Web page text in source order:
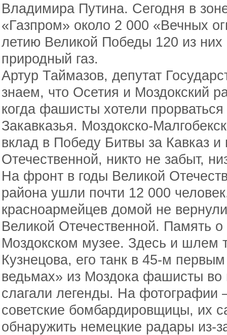
Владимира Путина. Сегодня в
«Газпром» около 2 000 «Вечных
летию Великой Победы 120 из них
природный газ.
Артур Таймазов, депутат
знаем, что Осетия и Моздокский
когда фашисты хотели
Закавказья. Моздокско-
вклад в Победу Битвы за Кавказ
Отечественной, никто не забыт,
На фронт в годы Великой
района ушли почти 12 000
красноармейцев домой не
Великой Отечественной. Память
Моздокском музее. Здесь и шлем
Кузнецова, его танк в 45-м
ведьмах» из Моздока фашисты во
слагали легенды. На фотографии
советские бомбардировщицы, их
обнаружить немецкие радары из-